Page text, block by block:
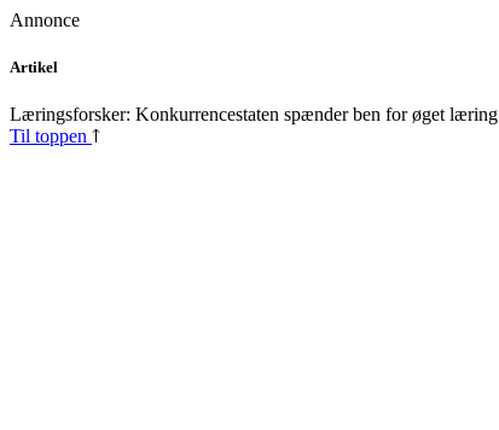
Annonce
Skip
content
Artikel
Læringsforsker: Konkurrencestaten spænder ben for øget læring
Til toppen